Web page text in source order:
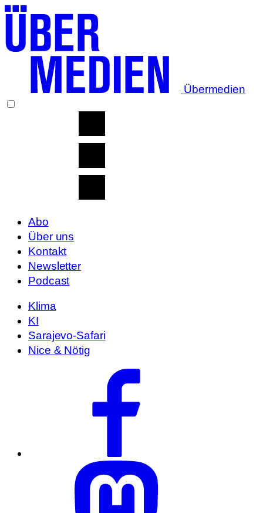
Übermedien
Abo
Über uns
Kontakt
Newsletter
Podcast
Klima
KI
Sarajevo-Safari
Nice & Nötig